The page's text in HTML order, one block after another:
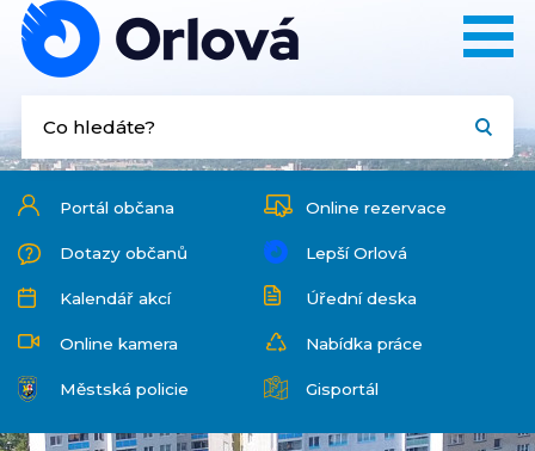
Portál občana Online rezervace
Dotazy občanů Lepší Orlová
Kalendář akcí Úřední deska
Online kamera Nabídka práce
Městská policie Gisportál